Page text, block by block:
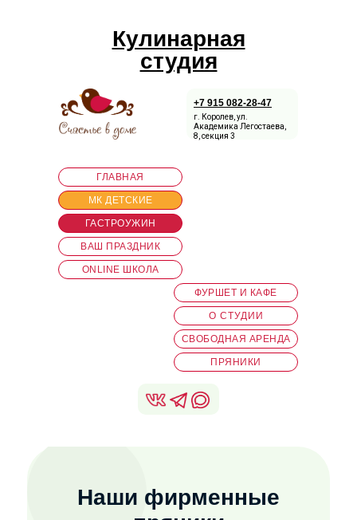
О СТУДИИ
ВАШ ПРАЗДНИК
МК ДЕТСКИЕ
ONLINE ШКОЛА
+7 915 082-28-47
г. Королев, ул.
Академика Легостаева,
8, секция 3
СВОБОДНАЯ АРЕНДА
ПРЯНИКИ
ГАСТРОУЖИН
Кулинарная
студия
ГЛАВНАЯ
ФУРШЕТ И КАФЕ
Наши фирменные